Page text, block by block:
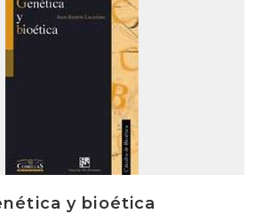
y bioética